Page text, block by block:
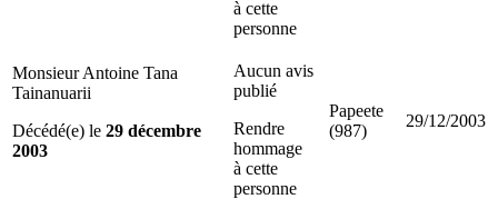
à cette
personne
Monsieur Antoine Tana
Tainanuarii
Décédé(e) le 29 décembre
2003
Aucun avis
publié
Rendre
hommage
à cette
personne
Papeete
(987)
29/12/2003